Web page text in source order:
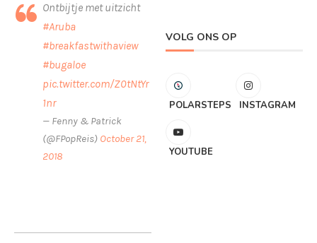
Ontbijtje met uitzicht
#Aruba
#breakfastwithaview
#bugaloe
pic.twitter.com/Z0tNtYr
1nr
— Fenny & Patrick
(@FPopReis) October 21,
2018
VOLG ONS OP
POLARSTEPS INSTAGRAM
YOUTUBE